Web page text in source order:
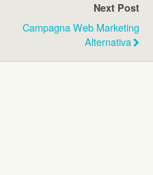
Next Post
Campagna Web Marketing
Alternativa